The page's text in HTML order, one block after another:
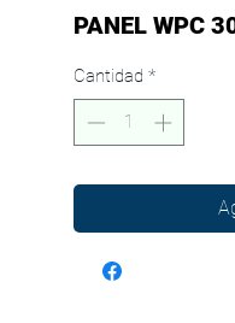
PANEL WPC
Cantidad *